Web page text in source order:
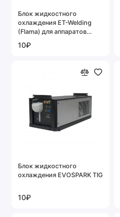
Блок жидкостного
охлаждения ET-Welding
(Flama) для аппаратов
10₽
Блок жидкостного
охлаждения EVOSPARK TIG
10₽